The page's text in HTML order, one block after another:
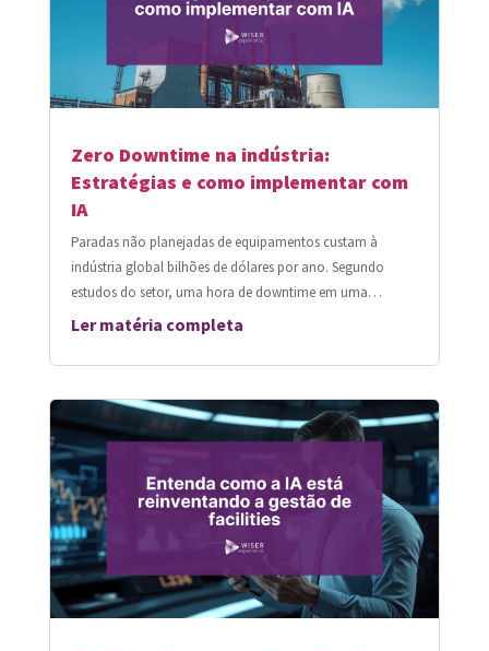
Zero Downtime na indústria:
Estratégias e como implementar com
IA
Paradas não planejadas de equipamentos custam à
indústria global bilhões de dólares por ano. Segundo
estudos do setor, uma hora de downtime em uma…
Ler matéria completa